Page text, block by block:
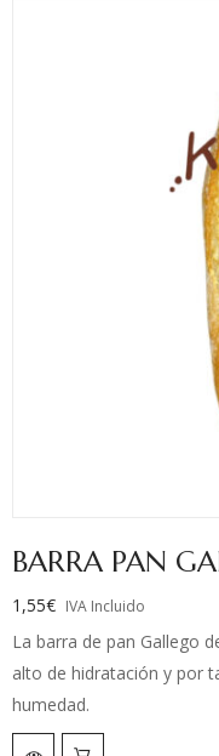
BARRA PAN
1,55€ IVA Incluido
La barra de pan Gallego
alto de hidratación y por
humedad.